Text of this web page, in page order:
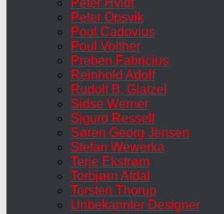
Peter Opsvik
Poul Cadovius
Poul Volther
Preben Fabricius
Reinhold Adolf
Rudolf B. Glatzel
Sidse Werner
Sigurd Ressell
Søren Georg Jensen
Stefan Wewerka
Terje Ekstrøm
Torbjørn Afdal
Torsten Thorup
Unbekannter Designer